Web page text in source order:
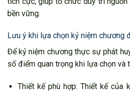
bền vững.
Lưu ý khi lựa chọn kỷ niệm chương
Để kỷ niệm chương thực sự phát
số điểm quan trọng khi lựa chọn và
Thiết kế phù hợp: Thiết kế của